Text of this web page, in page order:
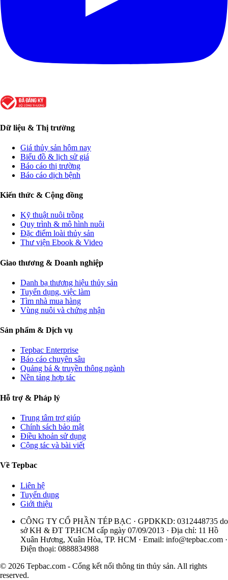
Dữ liệu & Thị trường
Giá thủy sản hôm nay
Biểu đồ & lịch sử giá
Báo cáo thị trường
Báo cáo dịch bệnh
Kiến thức & Cộng đồng
Kỹ thuật nuôi trồng
Quy trình & mô hình nuôi
Đặc điểm loài thủy sản
Thư viện Ebook & Video
Giao thương & Doanh nghiệp
Danh bạ thương hiệu thủy sản
Tuyển dụng, việc làm
Tìm nhà mua hàng
Vùng nuôi và chứng nhận
Sản phẩm & Dịch vụ
Tepbac Enterprise
Báo cáo chuyên sâu
Quảng bá & truyền thông ngành
Nền tảng hợp tác
Hỗ trợ & Pháp lý
Trung tâm trợ giúp
Chính sách bảo mật
Điều khoản sử dụng
Cộng tác và bài viết
Về Tepbac
Liên hệ
Tuyển dụng
Giới thiệu
CÔNG TY CỔ PHẦN TÉP BẠC · GPDKKD: 0312448735 do
sở KH & ĐT TP.HCM cấp ngày 07/09/2013 · Địa chỉ: 11 Hồ
Xuân Hương, Xuân Hòa, TP. HCM · Email: info@tepbac.com ·
Điện thoại: 0888834988
© 2026 Tepbac.com - Cổng kết nối thông tin thủy sản. All rights
reserved.